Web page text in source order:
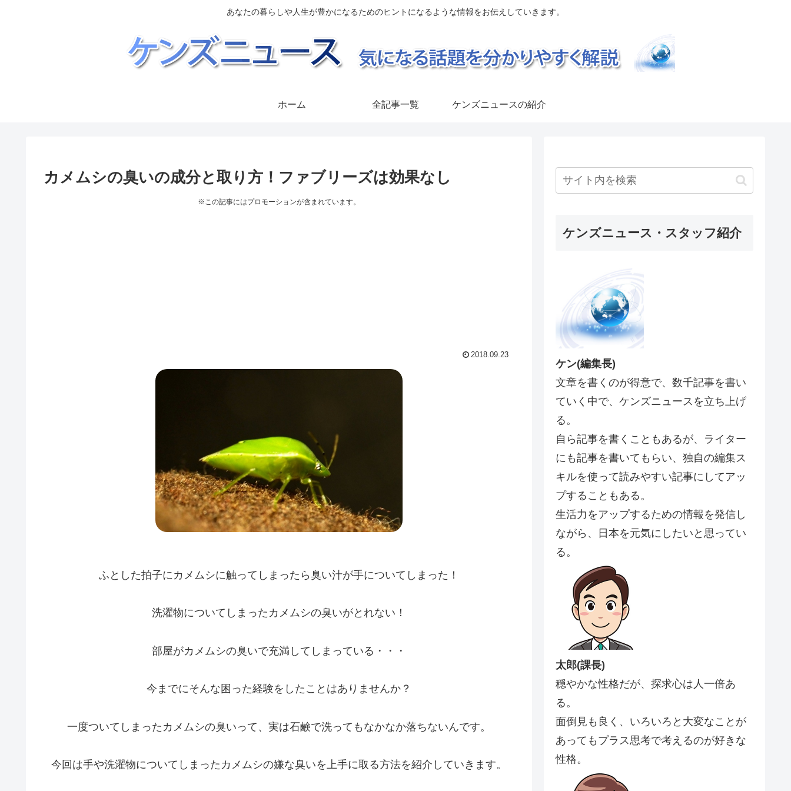
あなたの暮らしや人生が豊かになるためのヒントになるような情報をお伝えしていきます。
ホーム 全記事一覧 ケンズニュースの紹介
カメムシの臭いの成分と取り方！ファブリーズは効果なし
※この記事にはプロモーションが含まれています。
2018.09.23
ふとした拍子にカメムシに触ってしまったら臭い汁が手についてしまった！
洗濯物についてしまったカメムシの臭いがとれない！
部屋がカメムシの臭いで充満してしまっている・・・
今までにそんな困った経験をしたことはありませんか？
一度ついてしまったカメムシの臭いって、実は石鹸で洗ってもなかなか落ちないんです。
今回は手や洗濯物についてしまったカメムシの嫌な臭いを上手に取る方法を紹介していきます。
ケンズニュース・スタッフ紹介
ケン(編集長)
文章を書くのが得意で、数千記事を書い
ていく中で、ケンズニュースを立ち上げ
る。
自ら記事を書くこともあるが、ライター
にも記事を書いてもらい、独自の編集ス
キルを使って読みやすい記事にしてアッ
プすることもある。
生活力をアップするための情報を発信し
ながら、日本を元気にしたいと思ってい
る。
太郎(課長)
穏やかな性格だが、探求心は人一倍あ
る。
面倒見も良く、いろいろと大変なことが
あってもプラス思考で考えるのが好きな
性格。